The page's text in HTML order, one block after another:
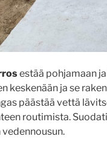
estää pohjamaan
keskenään ja se
päästää vettä
routimista.